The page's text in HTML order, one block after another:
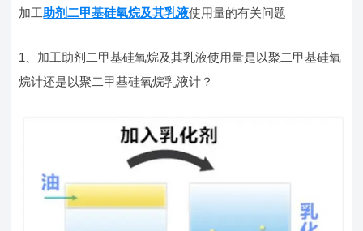
加工助剂二甲基硅氧烷及其乳液使用量的有关问题
1、加工助剂二甲基硅氧烷及其乳液使用量是以聚二甲基硅氧
烷计还是以聚二甲基硅氧烷乳液计？